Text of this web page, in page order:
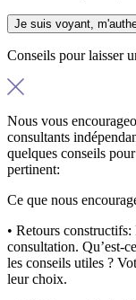
Je suis voyant,
Conseils pour laisser
Nous vous
consultants
quelques conseils
pertinent:
Ce que nous
• Retours constructifs:
consultation. Qu’est-
les conseils utiles ?
leur choix.